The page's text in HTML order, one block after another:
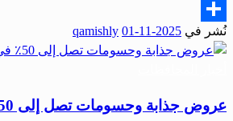
Email
Share
نُشر في 2025-11-01
qamishly
عروض جذابة وحسومات تصل إلى 50٪ في مهرجان “ختام الصيف” بطرطوس